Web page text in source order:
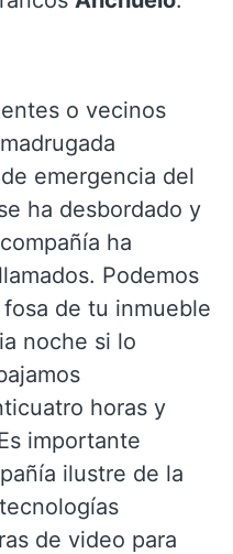
o vecinos
emergencia del
ha desbordado y
ha
Podemos
de tu inmueble
noche si lo
horas y
importante
ilustre de la
de video para